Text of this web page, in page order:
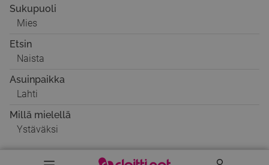
Sukupuoli
Mies
Etsin
Naista
Asuinpaikka
Lahti
Millä mielellä
Ystäväksi